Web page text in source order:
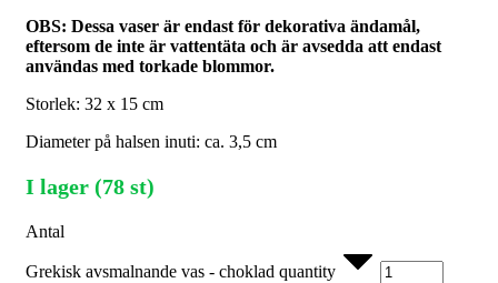
OBS: Dessa vaser är endast för dekorativa ändamål,
eftersom de inte är vattentäta och är avsedda att endast
användas med torkade blommor.
Storlek: 32 x 15 cm
Diameter på halsen inuti: ca. 3,5 cm
I lager (78 st)
Antal
Grekisk avsmalnande vas - choklad quantity